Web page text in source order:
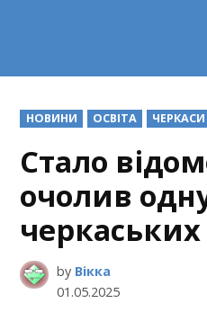
POSTED
IN
НОВИНИ ОСВІТА ЧЕРКАСИ
Стало
очолив
by Вікка
01.05.2025